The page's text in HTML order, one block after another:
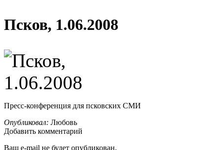
Псков, 1.06.2008
Пресс-конференция для псковских СМИ
Опубликовал: Любовь
Добавить комментарий
Ваш e-mail не будет опубликован.